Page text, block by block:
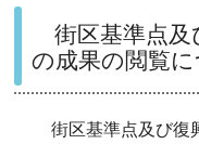
街区基準点及
の成果の閲覧
街区基準点及び復